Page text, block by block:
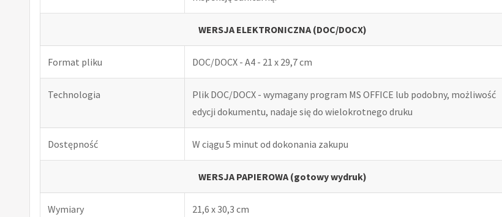
WERSJA ELEKTRONICZNA (DOC/DOCX)
Format pliku DOC/DOCX - A4 - 21 x 29,7 cm
Technologia
Plik DOC/DOCX - wymagany program MS OFFICE lub podobny, możliwość
edycji dokumentu, nadaje się do wielokrotnego druku
Dostępność W ciągu 5 minut od dokonania zakupu
WERSJA PAPIEROWA (gotowy wydruk)
Wymiary 21,6 x 30,3 cm